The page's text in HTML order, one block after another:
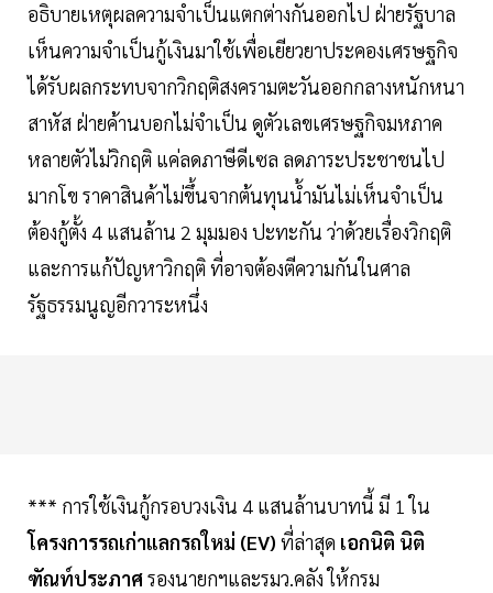
อธิบายเหตุผลความจำเป็นแตกต่างกันออกไป ฝ่ายรัฐบาล
เห็นความจำเป็นกู้เงินมาใช้เพื่อเยียวยาประคองเศรษฐกิจ
ได้รับผลกระทบจากวิกฤติสงครามตะวันออกกลางหนักหนา
สาหัส ฝ่ายค้านบอกไม่จำเป็น ดูตัวเลขเศรษฐกิจมหภาค
หลายตัวไม่วิกฤติ แค่ลดภาษีดีเซล ลดภาระประชาชนไป
มากโข ราคาสินค้าไม่ขึ้นจากต้นทุนน้ำมันไม่เห็นจำเป็น
ต้องกู้ตั้ง 4 แสนล้าน 2 มุมมอง ปะทะกัน ว่าด้วยเรื่องวิกฤติ
และการแก้ปัญหาวิกฤติ ที่อาจต้องตีความกันในศาล
รัฐธรรมนูญอีกวาระหนึ่ง
*** การใช้เงินกู้กรอบวงเงิน 4 แสนล้านบาทนี้ มี 1 ใน
โครงการรถเก่าแลกรถใหม่ (EV) ที่ล่าสุด เอกนิติ นิติ
ฑัณท์ประภาศรองนายกฯและรมว.คลัง ให้กรม